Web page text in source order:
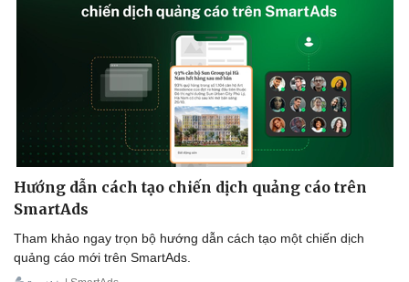
Hướng dẫn cách tạo chiến dịch quảng cáo trên
SmartAds
Tham khảo ngay trọn bộ hướng dẫn cách tạo một chiến dịch
quảng cáo mới trên SmartAds.